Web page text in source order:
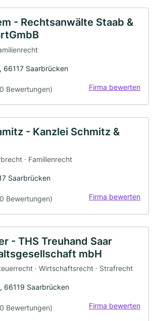
- Rechtsanwälte Staab &
66117 Saarbrücken
Bewertungen) Firma bewerten
- Kanzlei Schmitz &
· Familienrecht
Saarbrücken
Bewertungen) Firma bewerten
- THS Treuhand Saar
mbH
· Wirtschaftsrecht · Strafrecht
66119 Saarbrücken
Bewertungen) Firma bewerten